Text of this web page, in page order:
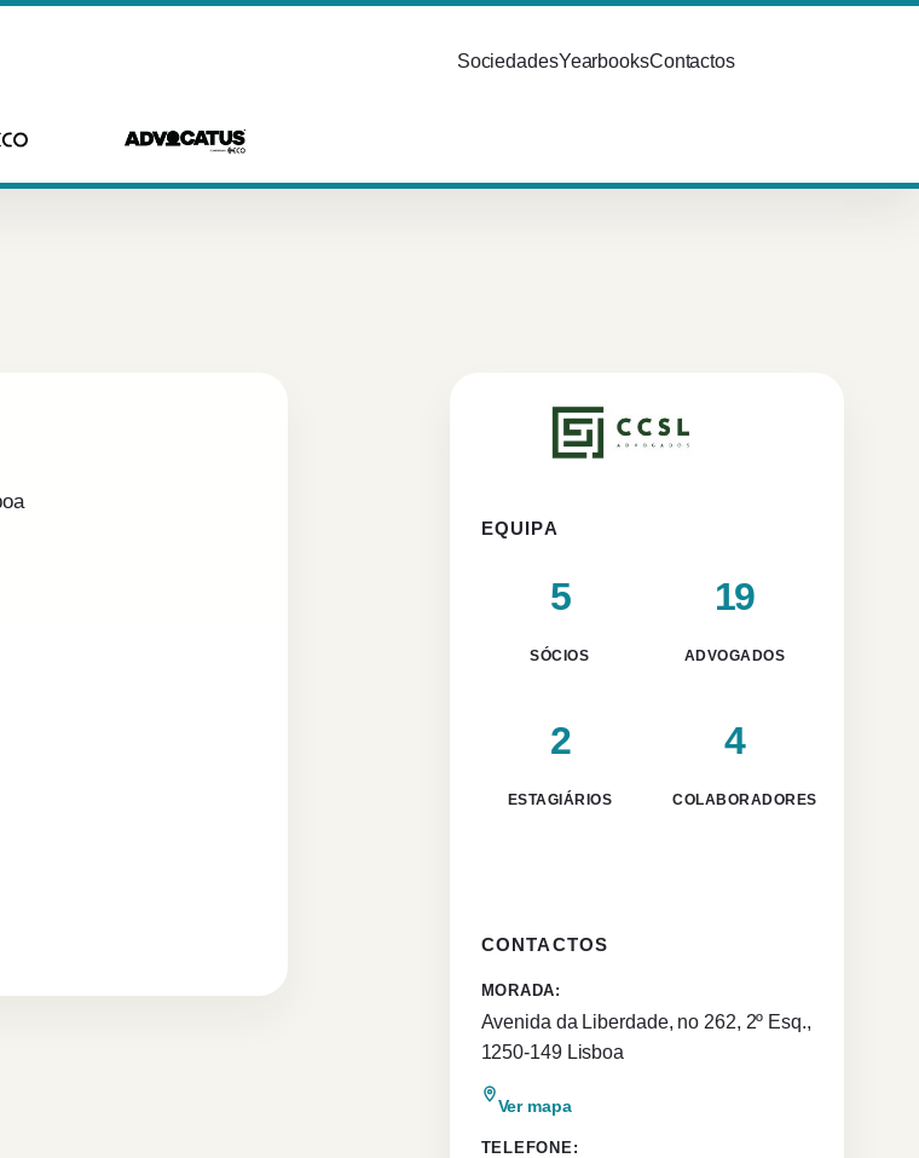
SociedadesYearbooksContactos
EQUIPA
5
SÓCIOS
19
ADVOGADOS
2
ESTAGIÁRIOS
4
COLABORADORES
CONTACTOS
MORADA:
Avenida da Liberdade, no 262, 2º Esq.,
1250-149 Lisboa
Ver mapa
TELEFONE: